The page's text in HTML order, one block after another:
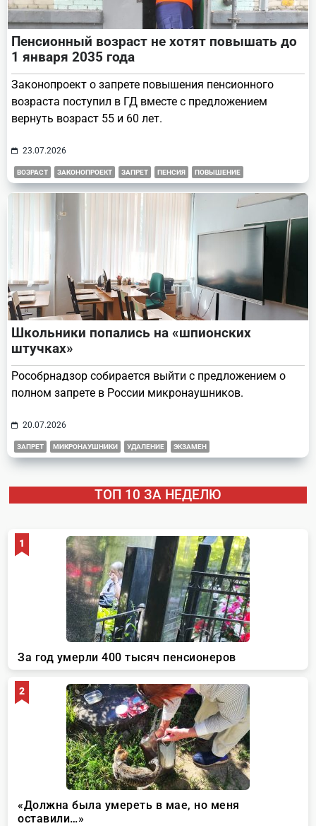
Пенсионный возраст не хотят повышать до
1 января 2035 года
Законопроект о запрете повышения пенсионного
возраста поступил в ГД вместе с предложением
вернуть возраст 55 и 60 лет.
23.07.2026
ВОЗРАСТ ЗАКОНОПРОЕКТ ЗАПРЕТ ПЕНСИЯ ПОВЫШЕНИЕ
Школьники попались на «шпионских
штучках»
Рособрнадзор собирается выйти с предложением о
полном запрете в России микронаушников.
20.07.2026
ЗАПРЕТ МИКРОНАУШНИКИ УДАЛЕНИЕ ЭКЗАМЕН
ТОП 10 ЗА НЕДЕЛЮ